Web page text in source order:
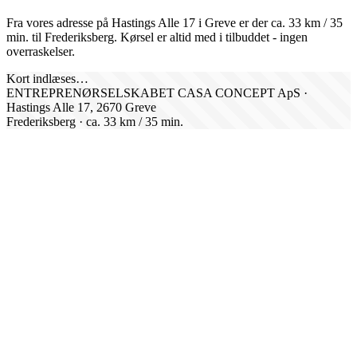
Fra vores adresse på Hastings Alle 17 i Greve er der ca. 33 km /35
min. til Frederiksberg. Kørsel er altid med i tilbuddet - ingen
overraskelser.
Kort indlæses…
ENTREPRENØRSELSKABET CASA CONCEPT ApS ·
Hastings Alle 17, 2670 Greve
Frederiksberg · ca. 33 km /35 min.